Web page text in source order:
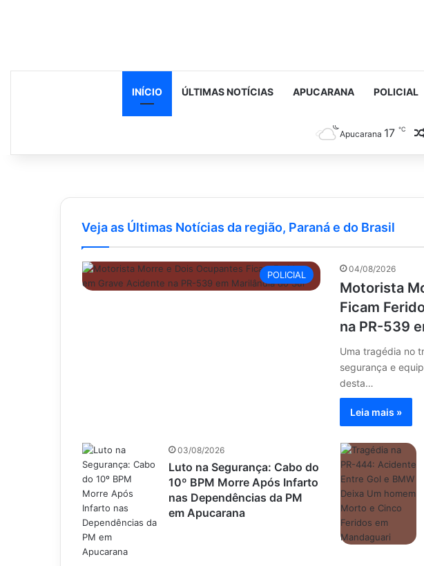
INÍCIO ÚLTIMAS NOTÍCIAS APUCARANA POLICIAL
Apucarana 17 ℃
Veja as Últimas Notícias da região, Paraná e do Brasil
POLICIAL
04/08/2026
Motorista
Ficam
na PR-539
Uma tragédia no
segurança e
desta…
Leia mais »
03/08/2026
Luto na Segurança: Cabo do
10º BPM Morre Após Infarto
nas Dependências da PM
em Apucarana